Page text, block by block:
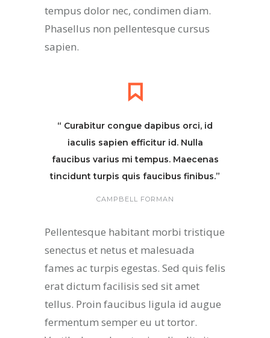
tempus dolor nec, condimen diam.
Phasellus non pellentesque cursus
sapien.
“ Curabitur congue dapibus orci, id
iaculis sapien efficitur id. Nulla
faucibus varius mi tempus. Maecenas
tincidunt turpis quis faucibus finibus.”
CAMPBELL FORMAN
Pellentesque habitant morbi tristique
senectus et netus et malesuada
fames ac turpis egestas. Sed quis felis
erat dictum facilisis sed sit amet
tellus. Proin faucibus ligula id augue
fermentum semper eu ut tortor.